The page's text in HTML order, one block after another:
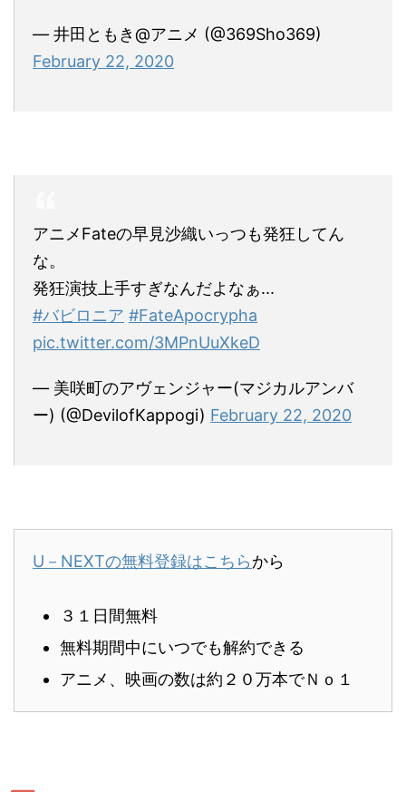
— 井田ともき@アニメ (@369Sho369)
February 22, 2020
アニメFateの早見沙織いっつも発狂してん
な。
発狂演技上手すぎなんだよなぁ...
#バビロニア #FateApocrypha
pic.twitter.com/3MPnUuXkeD
— 美咲町のアヴェンジャー(マジカルアンバ
ー) (@DevilofKappogi) February 22, 2020
U－NEXTの無料登録はこちらから
３１日間無料
無料期間中にいつでも解約できる
アニメ、映画の数は約２０万本でＮｏ１